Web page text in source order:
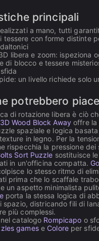
principali
a mano, tutti
tessere con forme distinte
libera e zoom: ispeziona
di blocco e tessere
un livello richiede solo
potrebbero
di rotazione libera è ciò
Wood Block Awayoffre la
spaziale e logica
in legno. Per la
rispecchia la pressione dei
Sort Puzzle sostituisce
in un'officina compatta.
lo stesso ritmo di
prima che lo scaffale
un aspetto minimalista
porta la stessa logica di
spazio, districando fili di
più complessi.
catalogo Rompicapo o
gamese Coloreper